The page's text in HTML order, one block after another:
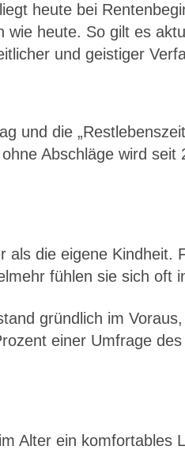
heute bei
heute. So gilt es
und geistiger
und die
Abschläge wird
die eigene
fühlen sie sich oft
gründlich im
einer Umfrage
Alter ein komfortables